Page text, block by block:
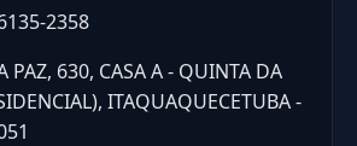
2358
PAZ, 630, CASA A - QUINTA DA
ITAQUAQUECETUBA -